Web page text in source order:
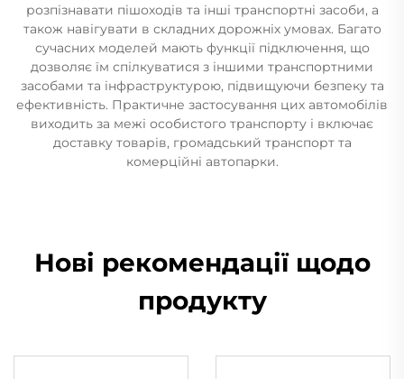
розпізнавати пішоходів та інші транспортні засоби, а
також навігувати в складних дорожніх умовах. Багато
сучасних моделей мають функції підключення, що
дозволяє їм спілкуватися з іншими транспортними
засобами та інфраструктурою, підвищуючи безпеку та
ефективність. Практичне застосування цих автомобілів
виходить за межі особистого транспорту і включає
доставку товарів, громадський транспорт та
комерційні автопарки.
Нові рекомендації щодо
продукту